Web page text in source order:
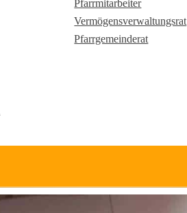
Pfarrmitarbeiter
Vermögensverwaltungsrat
Pfarrgemeinderat